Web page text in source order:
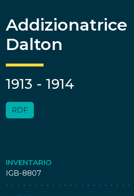
Addizionatrice
Dalton
1913 - 1914
RDF
INVENTARIO
IGB-8807